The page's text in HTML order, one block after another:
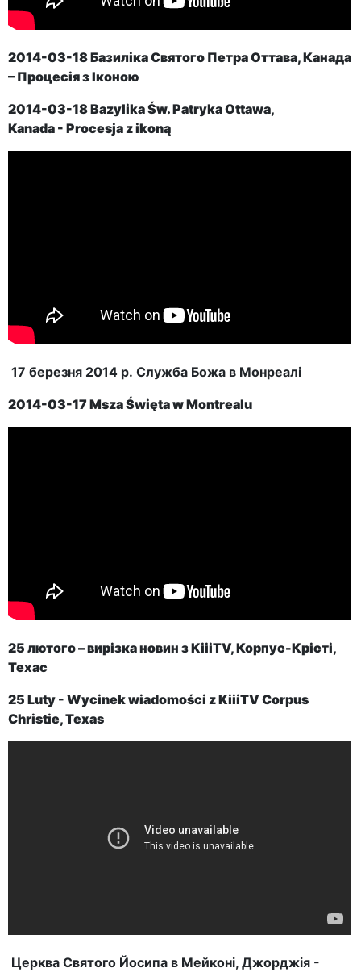
2014-03-18 Базиліка Святого Петра Оттава, Канада
– Процесія з Іконою
2014-03-18Bazylika Św. PatrykaOttawa,
Kanada - Procesja z ikoną
17 березня 2014 р. Служба Божа в Монреалі
2014-03-17Msza Święta w Montrealu
25 лютого – вирізка новин з KiiiTV, Корпус-Крісті,
Техас
25 Luty - Wycinek wiadomości z KiiiTV Corpus
Christie, Texas
Церква Святого Йосипа в Мейконі, Джорджія -